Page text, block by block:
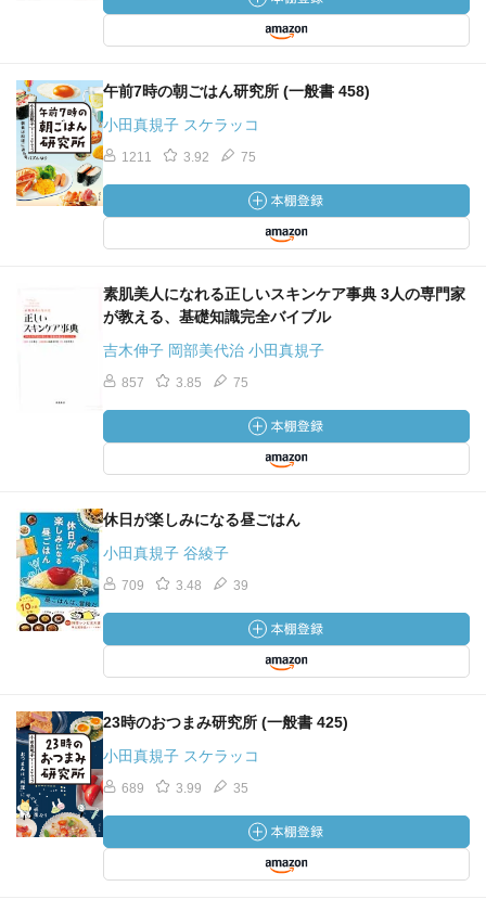
午前7時の朝ごはん研究所 (一般書 458)
小田真規子 スケラッコ
1211 3.92 75
素肌美人になれる正しいスキンケア事典 3人の専門家
が教える、基礎知識完全バイブル
吉木伸子 岡部美代治 小田真規子
857 3.85 75
休日が楽しみになる昼ごはん
小田真規子 谷綾子
709 3.48 39
23時のおつまみ研究所 (一般書 425)
小田真規子 スケラッコ
689 3.99 35